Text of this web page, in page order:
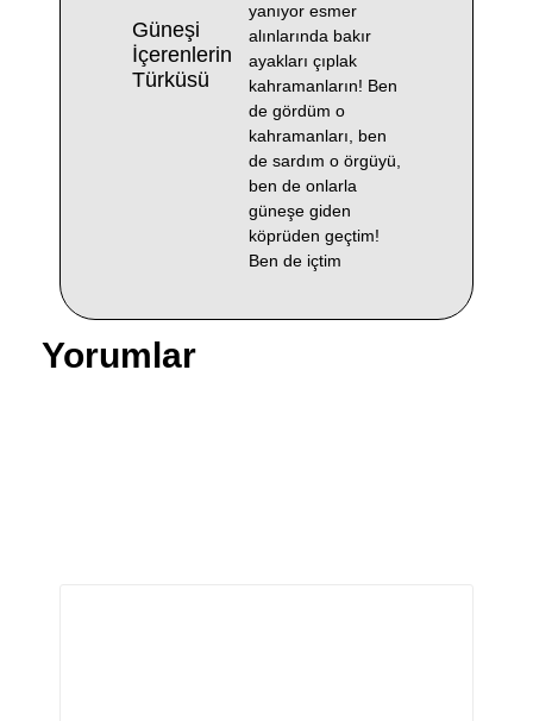
Güneşi
İçerenlerin
Türküsü
yanıyor esmer
alınlarında bakır
ayakları çıplak
kahramanların! Ben
de gördüm o
kahramanları, ben
de sardım o örgüyü,
ben de onlarla
güneşe giden
köprüden geçtim!
Ben de içtim
Yorumlar